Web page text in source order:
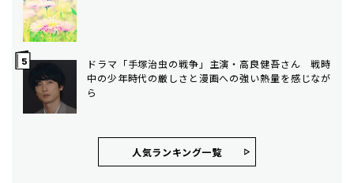
ドラマ「手塚治虫の戦争」主演・高良健吾さん 戦時
中の少年時代の厳しさと漫画への強い熱量を感じなが
ら
人気ランキング⼀覧